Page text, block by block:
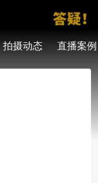
拍摄动态 直播案例